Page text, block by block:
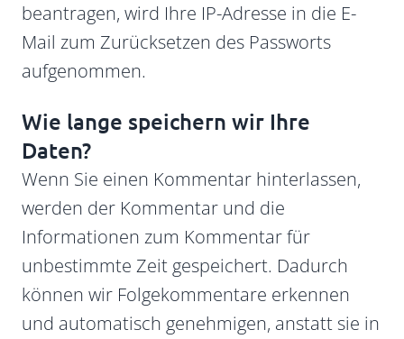
beantragen, wird Ihre IP-Adresse in die E-
Mail zum Zurücksetzen des Passworts
aufgenommen.
Wie lange speichern wir Ihre
Daten?
Wenn Sie einen Kommentar hinterlassen,
werden der Kommentar und die
Informationen zum Kommentar für
unbestimmte Zeit gespeichert. Dadurch
können wir Folgekommentare erkennen
und automatisch genehmigen, anstatt sie in